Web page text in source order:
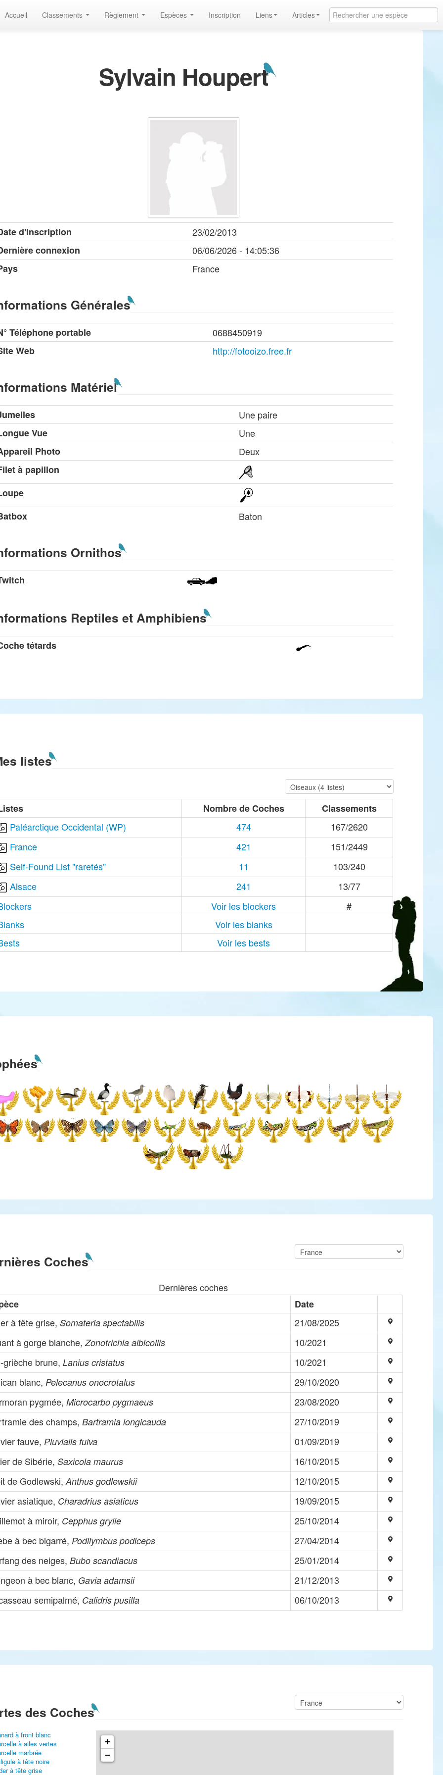
Accueil Classements Règlement Espèces Inscription Liens Articles
Sylvain Houpert
d'inscription
23/02/2013
connexion
06/06/2026 - 14:05:36
France
Générales
Téléphone portable
0688450919
Web
http://fotooizo.free.fr
Matériel
Une paire
Vue
Une
Photo
Deux
à papillon
Baton
Ornithos
Reptiles et Amphibiens
tétards
listes
Nombre de Coches
Classements
Paléarctique Occidental (WP)
474
167/2620
France
421
151/2449
Self-Found List "raretés"
11
103/240
Alsace
241
13/77
Voir les blockers
#
Voir les blanks
Voir les bests
Coches
Dernières coches
Date
à tête grise,Somateria spectabilis
21/08/2025
à gorge blanche,Zonotrichia albicollis
10/2021
grièche brune,Lanius cristatus
10/2021
blanc, Pelecanus onocrotalus
29/10/2020
pygmée,Microcarbo pygmaeus
23/08/2020
des champs,Bartramia longicauda
27/10/2019
fauve, Pluvialis fulva
01/09/2019
de Sibérie,Saxicola maurus
16/10/2015
de Godlewski,Anthus godlewskii
12/10/2015
asiatique, Charadrius asiaticus
19/09/2015
à miroir, Cepphus grylle
25/10/2014
à bec bigarré, Podilymbus podiceps
27/04/2014
des neiges,Bubo scandiacus
25/01/2014
à bec blanc, Gavia adamsii
21/12/2013
semipalmé, Calidris pusilla 06/10/2013
des Coches
à front blanc
à ailes vertes
marbrée
à tête noire
à tête grise
+
−